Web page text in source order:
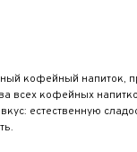
кофейный напиток,
всех кофейных
естественную